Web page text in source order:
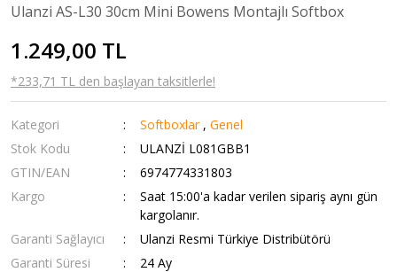
Ulanzi AS-L30 30cm Mini Bowens Montajlı Softbox
1.249,00 TL
*233,71 TL den başlayan taksitlerle!
Kategori Softboxlar ,Genel
Stok Kodu
ULANZİ L081GBB1
GTIN/EAN
6974774331803
Kargo
Saat 15:00'a kadar verilen sipariş aynı gün
kargolanır.
Garanti Sağlayıcı
Ulanzi Resmi Türkiye Distribütörü
Garanti Süresi
24 Ay